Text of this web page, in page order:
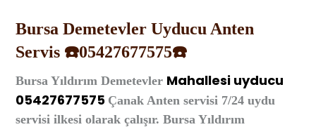
Bursa Demetevler Uyducu Anten
Servis ☎️05427677575☎️
BursaYıldırım Demetevler Mahallesi uyducu
05427677575 Çanak Antenservisi 7/24 uydu
servisi ilkesi olarak çalışır. Bursa Yıldırım